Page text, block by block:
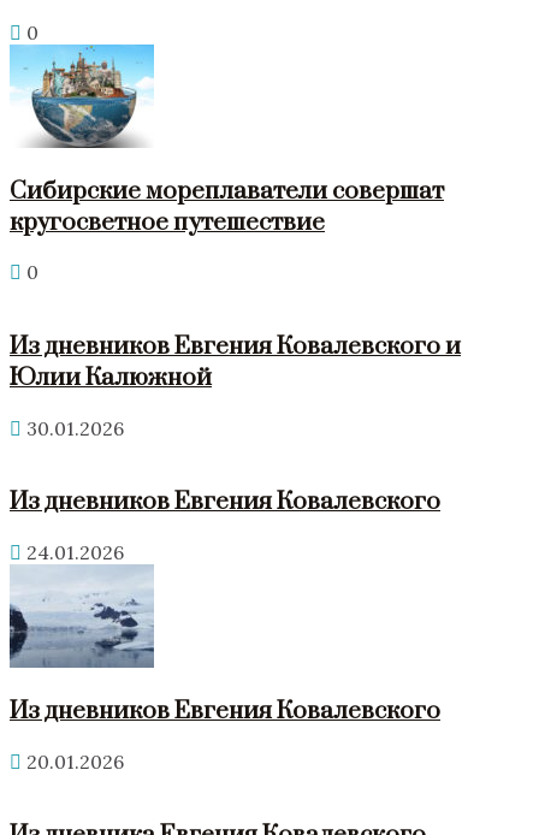
0
Сибирские мореплаватели совершат
кругосветное путешествие
0
Из дневников Евгения Ковалевского и
Юлии Калюжной
30.01.2026
Из дневников Евгения Ковалевского
24.01.2026
Из дневников Евгения Ковалевского
20.01.2026